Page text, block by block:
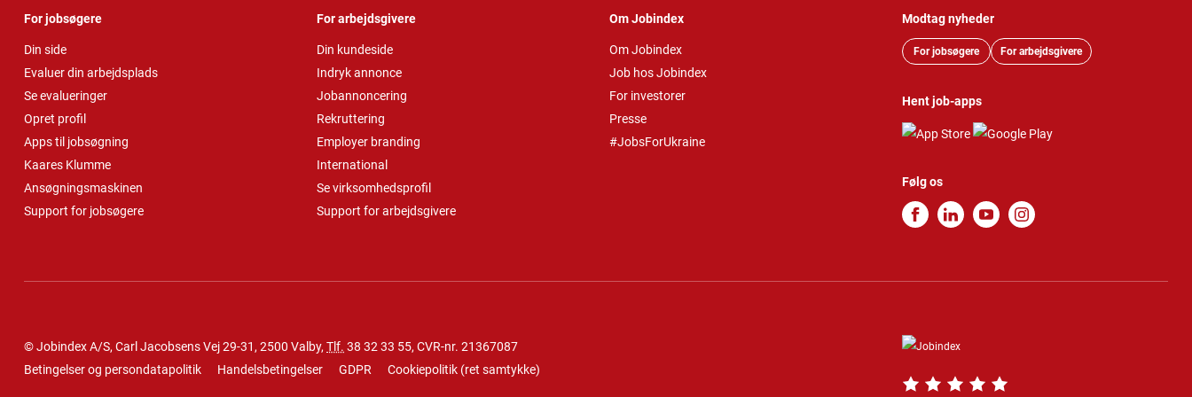
For jobsøgere
Din side
Evaluer din arbejdsplads
Se evalueringer
Opret profil
Apps til jobsøgning
Kaares Klumme
Ansøgningsmaskinen
Support for jobsøgere
For arbejdsgivere
Din kundeside
Indryk annonce
Jobannoncering
Rekruttering
Employer branding
International
Se virksomhedsprofil
Support for arbejdsgivere
Om Jobindex
Om Jobindex
Job hos Jobindex
For investorer
Presse
#JobsForUkraine
Modtag nyheder
For jobsøgere For arbejdsgivere
Hent job-apps
Følg os
© Jobindex A/S, Carl Jacobsens Vej 29-31, 2500 Valby, Tlf. 38 32 33 55, CVR-nr. 21367087
Betingelser og persondatapolitik
Handelsbetingelser GDPR Cookiepolitik (ret samtykke)